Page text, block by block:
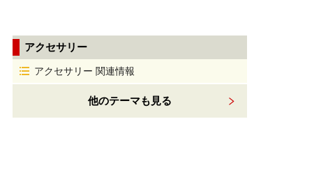
アクセサリー
アクセサリー 関連情報
他のテーマも見る